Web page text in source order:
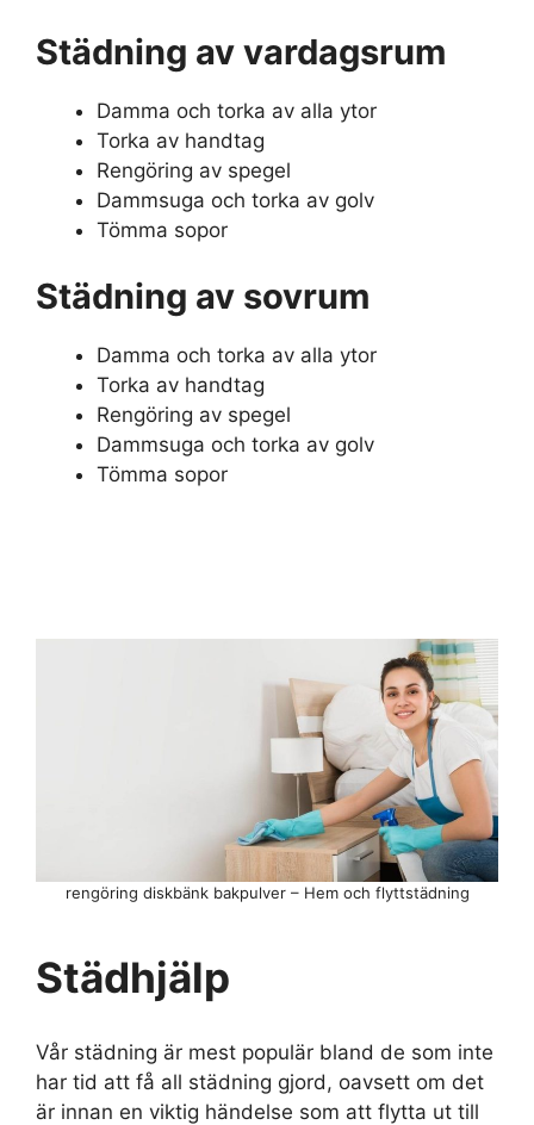
Städning av vardagsrum
Damma och torka av alla ytor
Torka av handtag
Rengöring av spegel
Dammsuga och torka av golv
Tömma sopor
Städning av sovrum
Damma och torka av alla ytor
Torka av handtag
Rengöring av spegel
Dammsuga och torka av golv
Tömma sopor
Städhjälp
Vår städning är mest populär bland de som inte
har tid att få all städning gjord, oavsett om det
är innan en viktig händelse som att flytta ut till
rengöring diskbänk bakpulver – Hem och flyttstädning